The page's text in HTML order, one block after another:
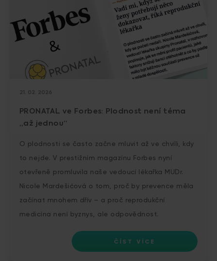
21. 02. 2026
PRONATAL ve Forbes: Plodnost není téma
„až jednou“
O plodnosti se často začne mluvit až ve chvíli, kdy
to nejde. V prestižním magazínu Forbes nyní
otevřeně promluvila naše vedoucí lékařka MUDr.
Nicole Mardešićová o tom, proč by prevence měla
začínat mnohem dřív – a proč reprodukční
medicína není byznys, ale odpovědnost.
ČÍST VÍCE